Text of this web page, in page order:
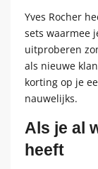
Yves Rocher
sets waarmee
uitproberen
als nieuwe
korting op je
nauwelijks.
Als je al
heeft